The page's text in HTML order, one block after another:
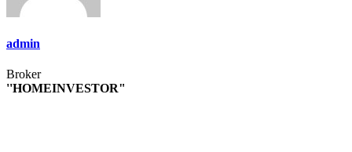
admin
Broker
''HOMEINVESTOR"